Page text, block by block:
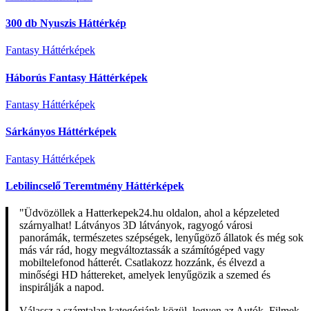
300 db Nyuszis Háttérkép
Fantasy Háttérképek
Háborús Fantasy Háttérképek
Fantasy Háttérképek
Sárkányos Háttérképek
Fantasy Háttérképek
Lebilincselő Teremtmény Háttérképek
"Üdvözöllek a Hatterkepek24.hu oldalon, ahol a képzeleted
szárnyalhat! Látványos 3D látványok, ragyogó városi
panorámák, természetes szépségek, lenyűgöző állatok és még sok
más vár rád, hogy megváltoztassák a számítógéped vagy
mobiltelefonod hátterét. Csatlakozz hozzánk, és élvezd a
minőségi HD háttereket, amelyek lenyűgözik a szemed és
inspirálják a napod.